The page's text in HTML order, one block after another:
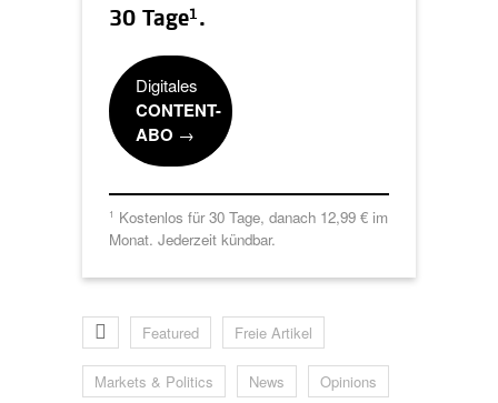
30 Tage1 .
Digitales
CONTENT-
ABO →
1 Kostenlos für 30 Tage, danach 12,99 € im
Monat. Jederzeit kündbar.
Featured Freie Artikel
Markets & Politics News Opinions